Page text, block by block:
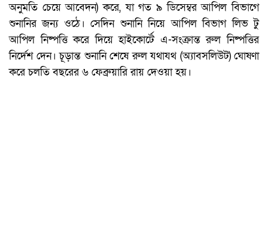
অনুমতি চেয়ে আবেদন) করে, যা গত ৯ ডিসেম্বর আপিল বিভাগে
শুনানির জন্য ওঠে। সেদিন শুনানি নিয়ে আপিল বিভাগ লিভ টু
আপিল নিষ্পত্তি করে দিয়ে হাইকোর্টে এ-সংক্রান্ত রুল নিষ্পত্তির
নির্দেশ দেন। চূড়ান্ত শুনানি শেষে রুল যথাযথ (অ্যাবসলিউট) ঘোষণা
করে চলতি বছরের ৬ ফেব্রুয়ারি রায় দেওয়া হয়।